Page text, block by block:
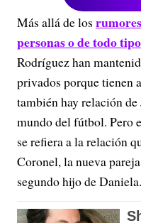
Más allá de los
personas o de todo
Rodríguez han
privados porque tienen
también hay relación
mundo del fútbol. Pero
se refiera a la relación
Coronel, la nueva
segundo hijo de Daniela.